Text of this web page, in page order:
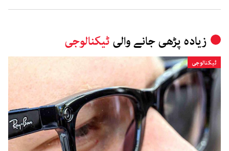
زیادہ پڑھی جانے والی ٹیکنالوجی
ٹیکنالوجی